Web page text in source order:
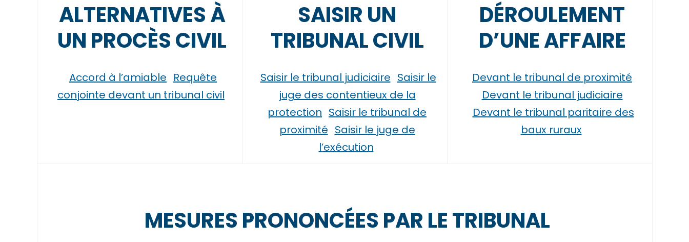
ALTERNATIVES À
UN PROCÈS CIVIL
Accord à l’amiable Requête
conjointe devant un tribunal civil
SAISIR UN
TRIBUNAL CIVIL
Saisir le tribunal judiciaire Saisir le
juge des contentieux de la
protection Saisir le tribunal de
proximité Saisir le juge de
l’exécution
DÉROULEMENT
D’UNE AFFAIRE
Devant le tribunal de proximité
Devant le tribunal judiciaire
Devant le tribunal paritaire des
baux ruraux
MESURES PRONONCÉES PAR LE TRIBUNAL